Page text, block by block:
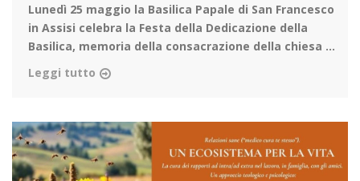
Lunedì 25 maggio la Basilica Papale di San Francesco
in Assisi celebra la Festa della Dedicazione della
Basilica, memoria della consacrazione della chiesa ...
Leggi tutto